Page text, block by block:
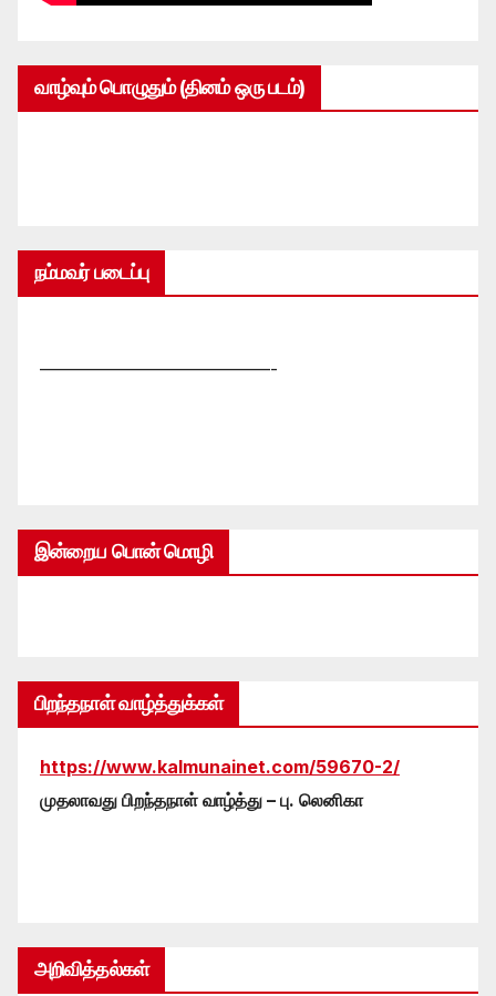
வாழ்வும் பொழுதும் (தினம் ஒரு படம்)
நம்மவர் படைப்பு
—————————————-
இன்றைய பொன் மொழி
பிறந்தநாள் வாழ்த்துக்கள்
https://www.kalmunainet.com/59670-2/
முதலாவது பிறந்தநாள் வாழ்த்து – பு. லெனிகா
அறிவித்தல்கள்